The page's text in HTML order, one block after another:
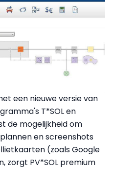
een nieuwe versie van
T*SOL en
de mogelijkheid om
en screenshots
(zoals Google
zorgt PV*SOL premium